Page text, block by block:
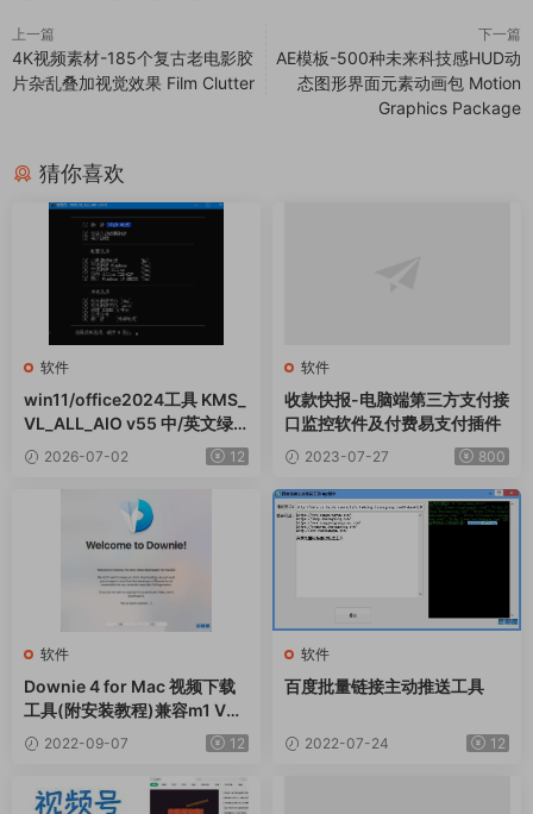
上一篇
4K视频素材-185个复古老电影胶
片杂乱叠加视觉效果 Film Clutter
下一篇
AE模板-500种未来科技感HUD动
态图形界面元素动画包 Motion
Graphics Package
猜你喜欢
软件
win11/office2024工具 KMS_
VL_ALL_AIO v55 中/英文绿
色版2026-07-02 12
软件
收款快报-电脑端第三方支付接
口监控软件及付费易支付插件
2023-07-27 800
软件
Downie 4 for Mac 视频下载
工具(附安装教程)兼容m1 V4.
4.7 最新一键安装版
2022-09-07 12
软件
百度批量链接主动推送工具
2022-07-24 12